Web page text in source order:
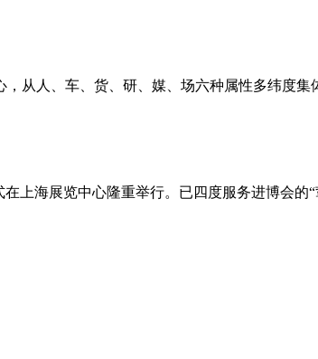
从人、车、货、研、媒、场六种属性多纬度
上海展览中心隆重举行。已四度服务进博会